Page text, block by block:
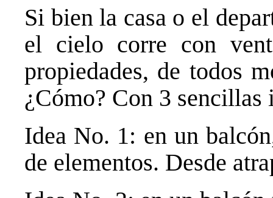
Si bien la casa o el
el cielo corre con
propiedades, de todos
¿Cómo? Con 3 sencillas
Idea No. 1: en un
de elementos. Desde